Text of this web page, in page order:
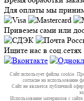
Для оплаты мы
Привезем сами или
Ищите нас в соц.сетях
Сайт использует файлы cookie.
согласие на использование
Сайт не является публичной
Использование материалов с